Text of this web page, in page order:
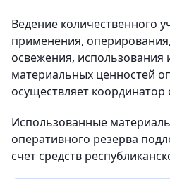
Ведение количественного
применения,
освежения, использования
материальных ценностей
осуществляет координатор
Использованные
оперативного резерва
счет средств